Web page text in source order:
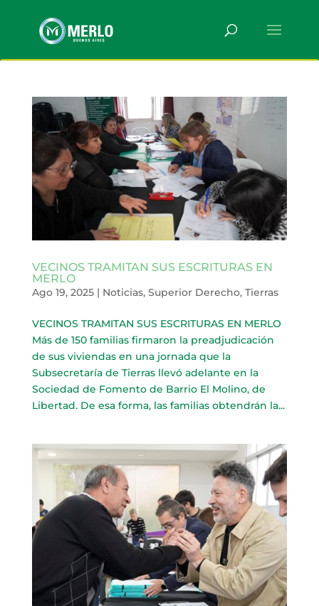
VECINOS TRAMITAN SUS ESCRITURAS EN
MERLO
Ago 19, 2025| Noticias, Superior Derecho, Tierras
VECINOS TRAMITAN SUS ESCRITURAS EN MERLO
Más de 150 familias firmaron la preadjudicación
de sus viviendas en una jornada que la
Subsecretaría de Tierras llevó adelante en la
Sociedad de Fomento de Barrio El Molino, de
Libertad. De esa forma, las familias obtendrán la...